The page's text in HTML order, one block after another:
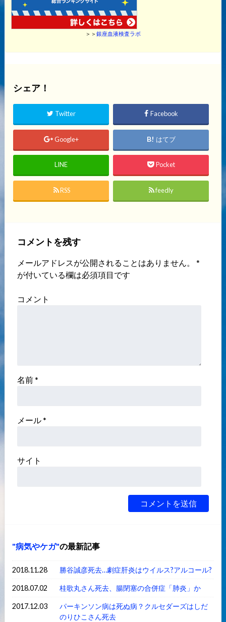
＞＞ 銀座血液検査ラボ
シェア！
Twitter Facebook
Google+ はてブ
LINE Pocket
RSS feedly
コメントを残す
メールアドレスが公開されることはありません。
*
が付いている欄は必須項目です
コメント
名前*
メール*
サイト
病気やケガ の最新記事
2018.11.28 勝谷誠彦死去…劇症肝炎はウイルス?アルコール?
2018.07.02 桂歌丸さん死去、腸閉塞の合併症「肺炎」か
2017.12.03
パーキンソン病は死ぬ病？クルセダーズはしだ
のりひこさん死去